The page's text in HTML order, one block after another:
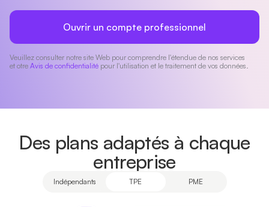
Ouvrir un compte professionnel
Veuillez consulter notre site Web pour comprendre l'étendue de nos services
et otre Avis de confidentialité pour l'utilisation et le traitement de vos données.
Des plans adaptés à chaque
entreprise
Indépendants TPE PME